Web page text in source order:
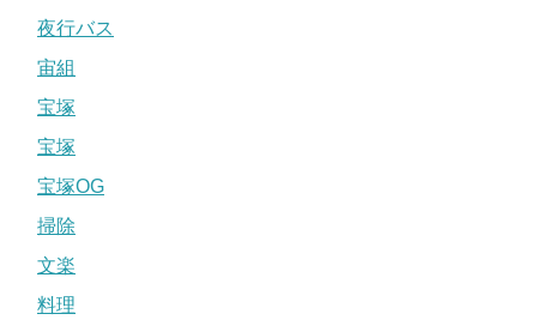
夜行バス
宙組
宝塚
宝塚
宝塚OG
掃除
文楽
料理